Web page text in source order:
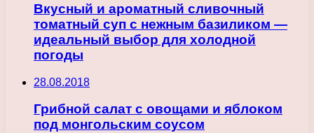
Вкусный и ароматный сливочный
томатный суп с нежным базиликом —
идеальный выбор для холодной
погоды
28.08.2018
Грибной салат с овощами и яблоком
под монгольским соусом